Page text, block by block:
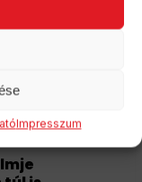
Impresszum